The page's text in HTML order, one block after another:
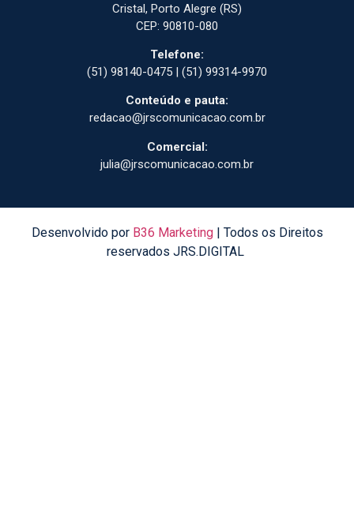
Cristal, Porto Alegre (RS)
CEP: 90810-080
Telefone:
(51) 98140-0475 | (51) 99314-9970
Conteúdo e pauta:
redacao@jrscomunicacao.com.br
Comercial:
julia@jrscomunicacao.com.br
Desenvolvido por B36 Marketing| Todos os Direitos
reservados JRS.DIGITAL